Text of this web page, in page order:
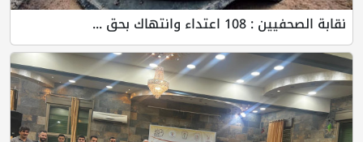
نقابة الصحفيين : 108 اعتداء وانتهاك بحق ...